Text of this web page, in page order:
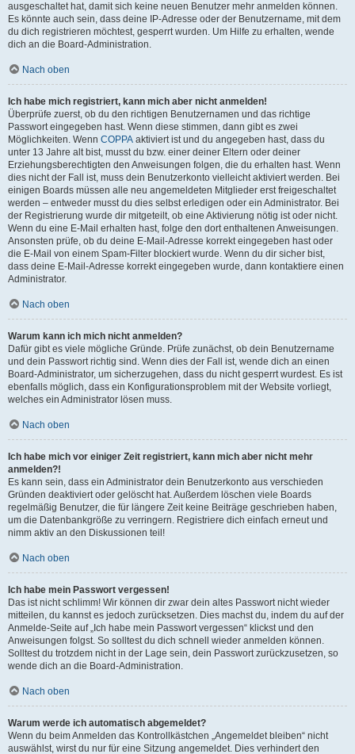
ausgeschaltet hat, damit sich keine neuen Benutzer mehr anmelden können.
Es könnte auch sein, dass deine IP-Adresse oder der Benutzername, mit dem
du dich registrieren möchtest, gesperrt wurden. Um Hilfe zu erhalten, wende
dich an die Board-Administration.
Nach oben
Ich habe mich registriert, kann mich aber nicht anmelden!
Überprüfe zuerst, ob du den richtigen Benutzernamen und das richtige
Passwort eingegeben hast. Wenn diese stimmen, dann gibt es zwei
Möglichkeiten. Wenn COPPA aktiviert ist und du angegeben hast, dass du
unter 13 Jahre alt bist, musst du bzw. einer deiner Eltern oder deiner
Erziehungsberechtigten den Anweisungen folgen, die du erhalten hast. Wenn
dies nicht der Fall ist, muss dein Benutzerkonto vielleicht aktiviert werden. Bei
einigen Boards müssen alle neu angemeldeten Mitglieder erst freigeschaltet
werden – entweder musst du dies selbst erledigen oder ein Administrator. Bei
der Registrierung wurde dir mitgeteilt, ob eine Aktivierung nötig ist oder nicht.
Wenn du eine E-Mail erhalten hast, folge den dort enthaltenen Anweisungen.
Ansonsten prüfe, ob du deine E-Mail-Adresse korrekt eingegeben hast oder
die E-Mail von einem Spam-Filter blockiert wurde. Wenn du dir sicher bist,
dass deine E-Mail-Adresse korrekt eingegeben wurde, dann kontaktiere einen
Administrator.
Nach oben
Warum kann ich mich nicht anmelden?
Dafür gibt es viele mögliche Gründe. Prüfe zunächst, ob dein Benutzername
und dein Passwort richtig sind. Wenn dies der Fall ist, wende dich an einen
Board-Administrator, um sicherzugehen, dass du nicht gesperrt wurdest. Es ist
ebenfalls möglich, dass ein Konfigurationsproblem mit der Website vorliegt,
welches ein Administrator lösen muss.
Nach oben
Ich habe mich vor einiger Zeit registriert, kann mich aber nicht mehr
anmelden?!
Es kann sein, dass ein Administrator dein Benutzerkonto aus verschieden
Gründen deaktiviert oder gelöscht hat. Außerdem löschen viele Boards
regelmäßig Benutzer, die für längere Zeit keine Beiträge geschrieben haben,
um die Datenbankgröße zu verringern. Registriere dich einfach erneut und
nimm aktiv an den Diskussionen teil!
Nach oben
Ich habe mein Passwort vergessen!
Das ist nicht schlimm! Wir können dir zwar dein altes Passwort nicht wieder
mitteilen, du kannst es jedoch zurücksetzen. Dies machst du, indem du auf der
Anmelde-Seite auf „Ich habe mein Passwort vergessen“ klickst und den
Anweisungen folgst. So solltest du dich schnell wieder anmelden können.
Solltest du trotzdem nicht in der Lage sein, dein Passwort zurückzusetzen, so
wende dich an die Board-Administration.
Nach oben
Warum werde ich automatisch abgemeldet?
Wenn du beim Anmelden das Kontrollkästchen „Angemeldet bleiben“ nicht
auswählst, wirst du nur für eine Sitzung angemeldet. Dies verhindert den